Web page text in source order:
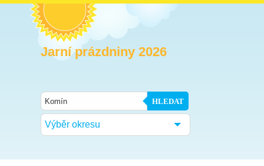
Jarní prázdniny 2026
HLEDAT
Výběr okresu